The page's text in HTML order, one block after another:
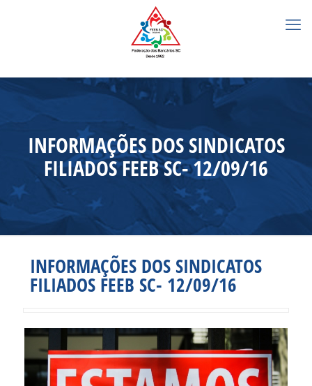
INFORMAÇÕES DOS SINDICATOS
FILIADOS FEEB SC- 12/09/16
INFORMAÇÕES DOS SINDICATOS
FILIADOS FEEB SC- 12/09/16